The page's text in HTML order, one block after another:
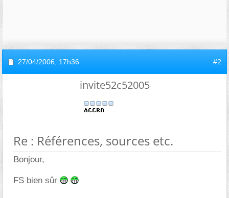
27/04/2006, 17h36 #2
invite52c52005
Re : Références, sources etc.
Bonjour,
FS bien sûr